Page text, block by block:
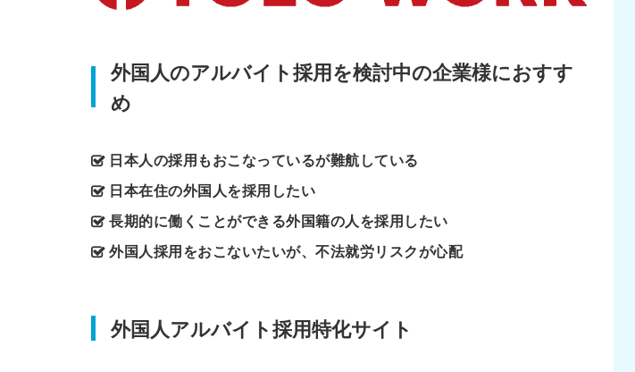
外国人のアルバイト採用を検討中の企業様におすす
め
日本人の採用もおこなっているが難航している
日本在住の外国人を採用したい
長期的に働くことができる外国籍の人を採用したい
外国人採用をおこないたいが、不法就労リスクが心配
外国人アルバイト採用特化サイト